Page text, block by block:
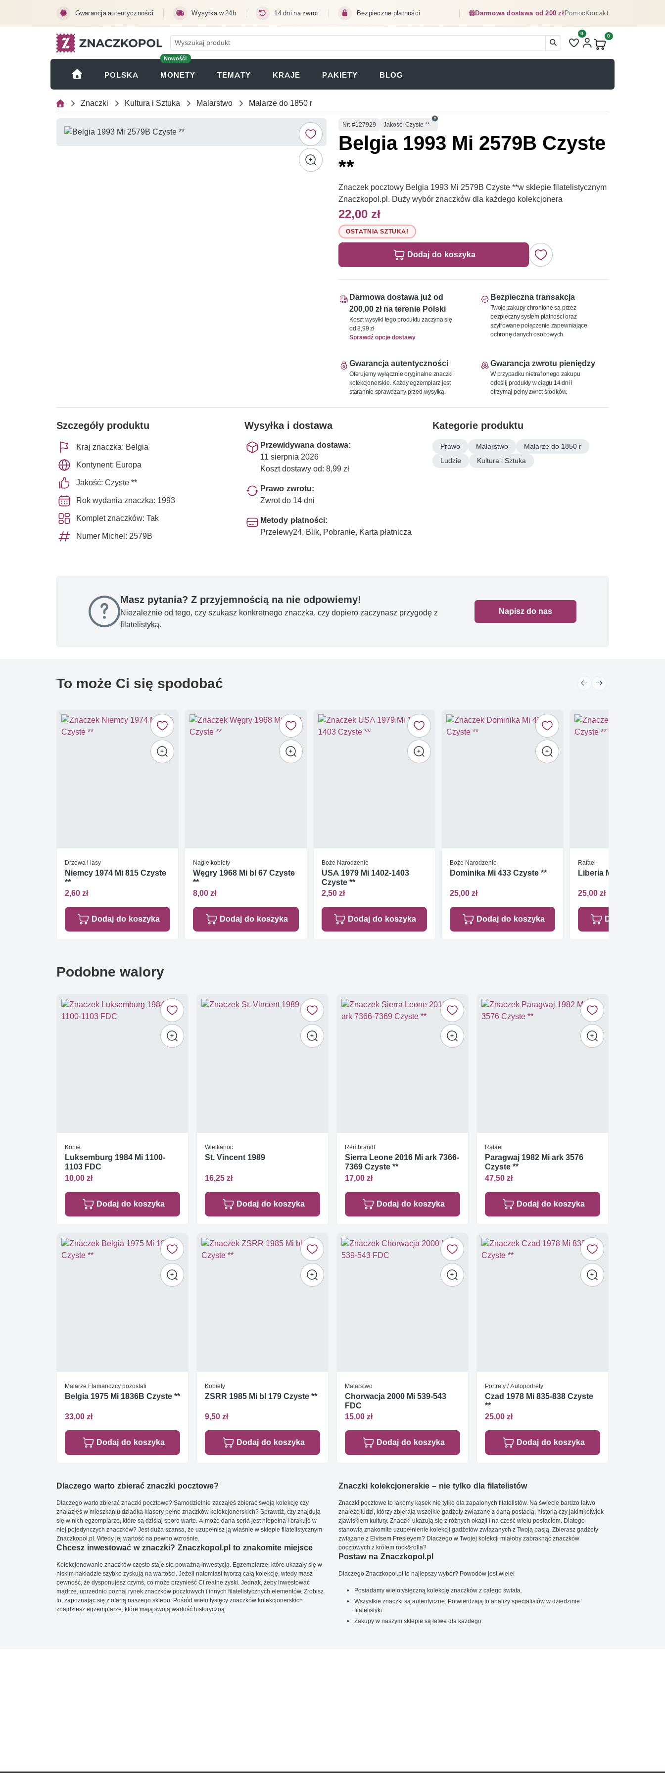
Gwarancja autentyczności Wysyłka w 24h 14 dni na zwrot Bezpieczne płatności Darmowa dostawa od 200 złPomocKontakt
Liczba pozycji na liście
0
Produkty w koszyku:
0
POLSKA
Nowość!
MONETY (OTWIERA SIĘ W NOWEJ KARCIE)
TEMATY KRAJE PAKIETY BLOG
Znaczki Kultura i Sztuka Malarstwo Malarze do 1850 r
Numer
Nr: #127929 Jakość: Czyste **
Belgia 1993 Mi 2579B Czyste
**
Znaczek pocztowy Belgia 1993 Mi 2579B Czyste **w sklepie filatelistycznym
Znaczkopol.pl. Duży wybór znaczków dla każdego kolekcjonera
22,00 zł
OSTATNIA SZTUKA!
Dodaj do koszyka
Darmowa dostawa już od
200,00 zł na terenie Polski
Koszt wysyłki tego produktu zaczyna się
od 8,99 zł
Sprawdź opcje dostawy
Bezpieczna transakcja
Twoje zakupy chronione są przez
bezpieczny system płatności oraz
szyfrowane połączenie zapewniające
ochronę danych osobowych.
Gwarancja autentyczności
Oferujemy wyłącznie oryginalne znaczki
kolekcjonerskie. Każdy egzemplarz jest
starannie sprawdzany przed wysyłką.
Gwarancja zwrotu pieniędzy
W przypadku nietrafionego zakupu
odeślij produkty w ciągu 14 dni i
otrzymaj pełny zwrot środków.
Szczegóły produktu
Kraj znaczka: Belgia
Kontynent: Europa
Jakość: Czyste **
Rok wydania znaczka: 1993
Komplet znaczków: Tak
Numer Michel: 2579B
Wysyłka i dostawa
Przewidywana dostawa:
11 sierpnia 2026
Koszt dostawy od: 8,99 zł
Prawo zwrotu:
Zwrot do 14 dni
Metody płatności:
Przelewy24, Blik, Pobranie, Karta płatnicza
Kategorie produktu
Prawo Malarstwo
Malarze do 1850 r
Ludzie
Kultura i Sztuka
Masz pytania? Z przyjemnością na nie odpowiemy!
Niezależnie od tego, czy szukasz konkretnego znaczka, czy dopiero zaczynasz przygodę z
filatelistyką.
Napisz do nas
To może Ci się spodobać
Drzewa i lasy
Niemcy 1974 Mi 815 Czyste
**
2,60 zł
Dodaj do koszyka
Nagie kobiety
Węgry 1968 Mi bl 67 Czyste
**
8,00 zł
Dodaj do koszyka
Boże Narodzenie
USA 1979 Mi 1402-1403
Czyste **
2,50 zł
Dodaj do koszyka
Boże Narodzenie
Dominika Mi 433 Czyste **
25,00 zł
Dodaj do koszyka
Rafael
Liberia Mi 510 Czyste **
25,00 zł
Dodaj do
Podobne walory
Konie
Luksemburg 1984 Mi 1100-
1103 FDC
10,00 zł
Dodaj do koszyka
Wielkanoc
St. Vincent 1989
16,25 zł
Dodaj do koszyka
Rembrandt
Sierra Leone 2016 Mi ark 7366-
7369 Czyste **
17,00 zł
Dodaj do koszyka
Rafael
Paragwaj 1982 Mi ark 3576
Czyste **
47,50 zł
Dodaj do koszyka
Malarze Flamandzcy pozostali
Belgia 1975 Mi 1836B Czyste **
33,00 zł
Dodaj do koszyka
Kobiety
ZSRR 1985 Mi bl 179 Czyste **
9,50 zł
Dodaj do koszyka
Malarstwo
Chorwacja 2000 Mi 539-543
FDC
15,00 zł
Dodaj do koszyka
Portrety / Autoportrety
Czad 1978 Mi 835-838 Czyste
**
25,00 zł
Dodaj do koszyka
Dlaczego warto zbierać znaczki pocztowe?
Dlaczego warto zbierać znaczki pocztowe? Samodzielnie zacząłeś zbierać swoją kolekcję czy
znalazłeś w mieszkaniu dziadka klasery pełne znaczków kolekcjonerskich? Sprawdź, czy znajdują
się w nich egzemplarze, które są dzisiaj sporo warte. A może dana seria jest niepełna i brakuje w
niej pojedynczych znaczków? Jest duża szansa, że uzupełnisz ją właśnie w sklepie filatelistycznym
Znaczkopol.pl. Wtedy jej wartość na pewno wzrośnie.
Chcesz inwestować w znaczki? Znaczkopol.pl to znakomite miejsce
Kolekcjonowanie znaczków często staje się poważną inwestycją. Egzemplarze, które ukazały się w
niskim nakładzie szybko zyskują na wartości. Jeżeli natomiast tworzą całą kolekcję, wtedy masz
pewność, że dysponujesz czymś, co może przynieść Ci realne zyski. Jednak, żeby inwestować
mądrze, uprzednio poznaj rynek znaczków pocztowych i innych filatelistycznych elementów. Zrobisz
to, zapoznając się z ofertą naszego sklepu. Pośród wielu tysięcy znaczków kolekcjonerskich
znajdziesz egzemplarze, które mają swoją wartość historyczną.
Znaczki kolekcjonerskie – nie tylko dla filatelistów
Znaczki pocztowe to łakomy kąsek nie tylko dla zapalonych filatelistów. Na świecie bardzo łatwo
znaleźć ludzi, którzy zbierają wszelkie gadżety związane z daną postacią, historią czy jakimkolwiek
zjawiskiem kultury. Znaczki ukazują się z różnych okazji i na cześć wielu postaciom. Dlatego
stanowią znakomite uzupełnienie kolekcji gadżetów związanych z Twoją pasją. Zbierasz gadżety
związane z Elvisem Presleyem? Dlaczego w Twojej kolekcji miałoby zabraknąć znaczków
pocztowych z królem rock&rolla?
Postaw na Znaczkopol.pl
Dlaczego Znaczkopol.pl to najlepszy wybór? Powodów jest wiele!
Posiadamy wielotysięczną kolekcję znaczków z całego świata.
Wszystkie znaczki są autentyczne. Potwierdzają to analizy specjalistów w dziedzinie
filatelistyki.
Zakupy w naszym sklepie są łatwe dla każdego.